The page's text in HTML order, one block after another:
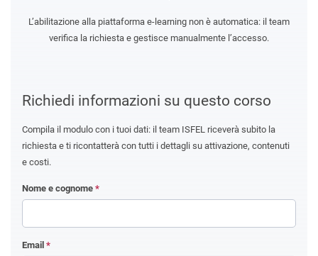
Richiedi informazioni su questo corso
Compila il modulo con i tuoi dati: il team ISFEL riceverà subito la
richiesta e ti ricontatterà con tutti i dettagli su attivazione, contenuti
e costi.
Nome e cognome *
Email *
L’abilitazione alla piattaforma e-learning non è automatica: il team
verifica la richiesta e gestisce manualmente l’accesso.